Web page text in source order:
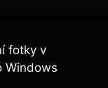
fotky v
Windows